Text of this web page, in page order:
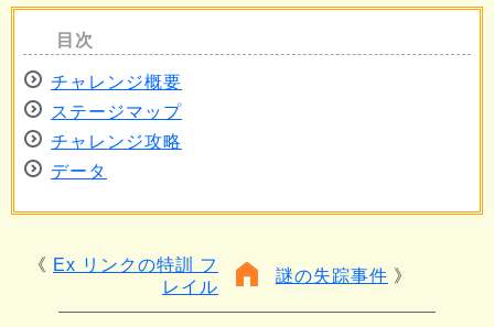
チャレンジ概要
ステージマップ
チャレンジ攻略
データ
Ex リンクの特訓 フ
レイル
謎の失踪事件